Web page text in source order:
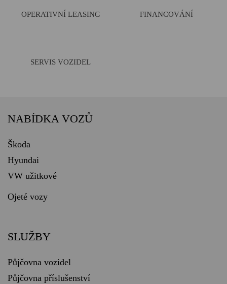
OPERATIVNÍ LEASING FINANCOVÁNÍ
SERVIS VOZIDEL
NABÍDKA VOZŮ
Škoda
Hyundai
VW užitkové
Ojeté vozy
SLUŽBY
Půjčovna vozidel
Půjčovna příslušenství